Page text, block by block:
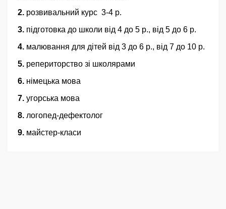
розвивальний курс 3-4 р.
підготовка до школи від 4 до 5 р., від 5 до 6 р.
малювання для дітей від 3 до 6 р., від 7 до 10 р.
репериторство зі школярами
німецька мова
угорська мова
логопед-дефектолог
майстер-класи